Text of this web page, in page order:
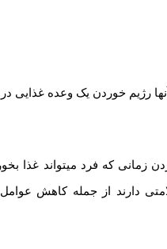
که فرد میتواند غذا
دارند از جمله کاهش